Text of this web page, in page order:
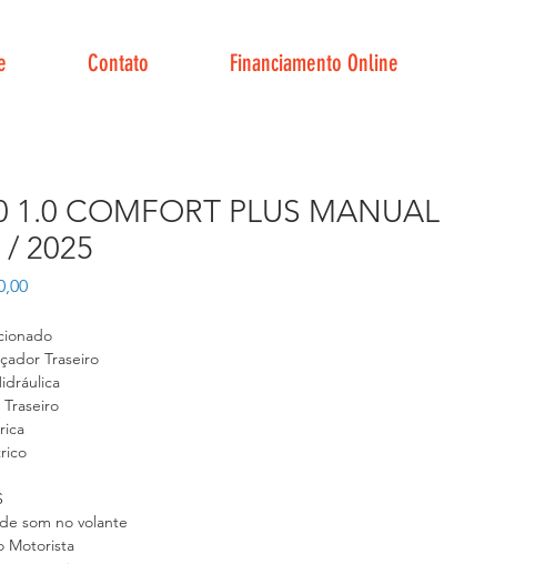
Contato Financiamento Online
1.0 COMFORT PLUS MANUAL
/ 2025
Preço
Traseiro
som no volante
Motorista